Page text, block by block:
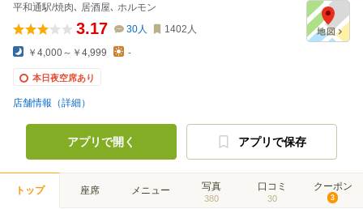
平和通駅/焼肉､ 居酒屋､ ホルモン
3.17 30人 1402 人
￥4,000～￥4,999 -
本日夜空席あり
店舗情報（詳細）
アプリで開く アプリで保存
トップ 座席 メニュー 写真
380
口コミ
30
クーポン
3